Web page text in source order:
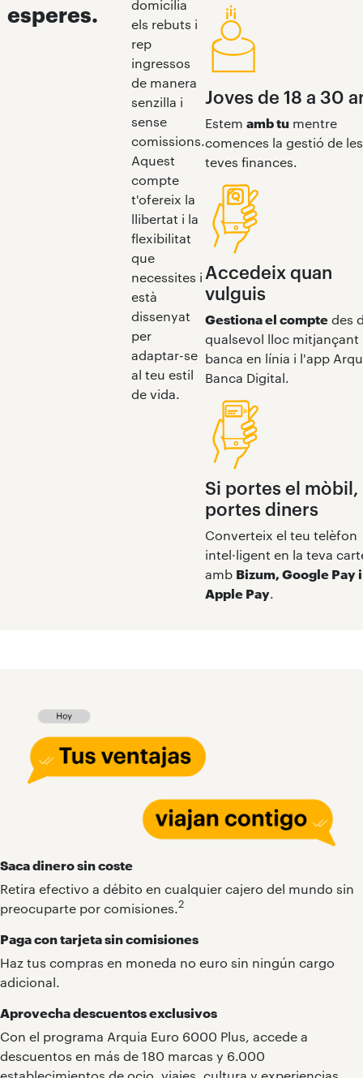
esperes.
domicilia
els rebuts i
rep
ingressos
de manera
senzilla i
sense
comissions.
Aquest
compte
t'ofereix la
llibertat i la
flexibilitat
que
necessites i
està
dissenyat
per
adaptar-se
al teu estil
de vida.
Joves de 18 a 30
Estem amb tumentre
comences la gestió de les
teves finances.
Accedeix quan
vulguis
Gestiona el comptedes
qualsevol lloc mitjançant
banca en línia i l'app
Banca Digital.
Si portes el mòbil,
portes diners
Converteix el teu telèfon
intel·ligent en la teva
amb Bizum, Google Pay i
Apple Pay.
Saca dinero sin coste
Retira efectivo a débito en cualquier cajero del mundo sin
preocuparte por comisiones.2
Paga con tarjeta sin comisiones
Haz tus compras en moneda no euro sin ningún cargo
adicional.
Aprovecha descuentos exclusivos
Con el programa Arquia Euro 6000 Plus, accede a
descuentos en más de 180 marcas y 6.000